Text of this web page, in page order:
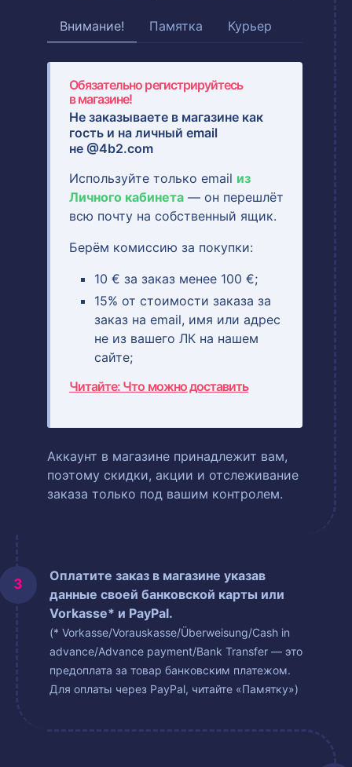
Внимание! Памятка Курьер
Обязательно регистрируйтесь
в магазине!
Не заказываете в магазине как
гость и на личный email
не @4b2.com
Используйте только email из
Личного кабинета — он перешлёт
всю почту на собственный ящик.
Берём комиссию за покупки:
10 € за заказ менее 100 €;
15% от стоимости заказа за
заказ на email, имя или адрес
не из вашего ЛК на нашем
сайте;
Читайте: Что можно доставить
Аккаунт в магазине принадлежит вам,
поэтому скидки, акции и отслеживание
заказа только под вашим контролем.
Оплатите заказ в магазине указав
данные своей банковской карты или
Vorkasse* и PayPal.
(* Vorkasse/Vorauskasse/Überweisung/Cash in
advance/Advance payment/Bank Transfer — это
предоплата за товар банковским платежом.
Для оплаты через PayPal, читайте «Памятку»)